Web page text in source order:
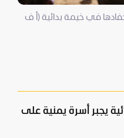
في خيمة بدائية (أ ف
يجبر أسرة يمنية على